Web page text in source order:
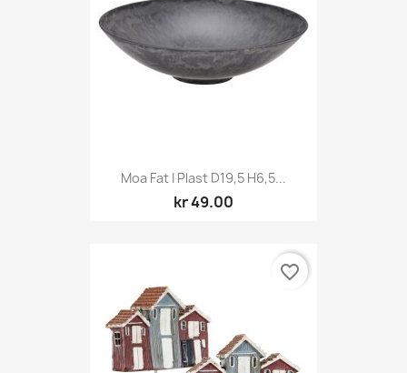
Moa Fat I Plast D19,5 H6,5...
kr 49.00
favorite_border